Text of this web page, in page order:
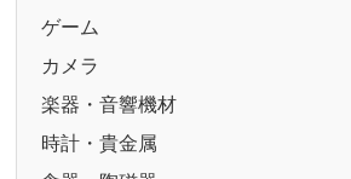
ゲーム
カメラ
楽器・音響機材
時計・貴金属